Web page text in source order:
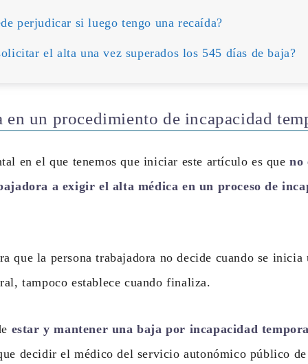
perjudicar si luego tengo una recaída?
el alta una vez superados los 545 días de baja?
en un procedimiento de incapacidad
en el que tenemos que iniciar este artículo es queno
a exigir el alta médica en un proceso de
que la persona trabajadora no decide cuando se inicia
tampoco establece cuando finaliza.
estar y mantener una baja por incapacidad
decidir el médico del servicio autonómico público